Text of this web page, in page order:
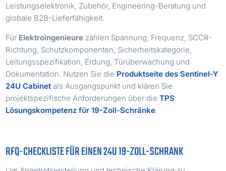
Leistungselektronik, Zubehör, Engineering-Beratung und
globale B2B-Lieferfähigkeit.
Für Elektroingenieure zählen Spannung, Frequenz, SCCR-
Richtung, Schutzkomponenten, Sicherheitskategorie,
Leitungsspezifikation, Erdung, Türüberwachung und
Dokumentation. Nutzen Sie die Produktseite des Sentinel-Y
24U Cabinet als Ausgangspunkt und klären Sie
projektspezifische Anforderungen über dieTPS
Lösungskompetenz für 19-Zoll-Schränke.
RFQ-CHECKLISTE FÜR EINEN 24U 19-ZOLL-SCHRANK